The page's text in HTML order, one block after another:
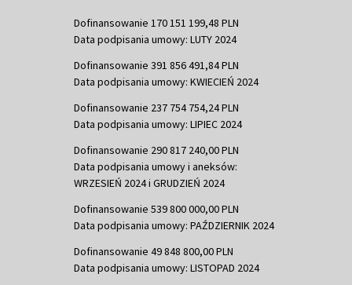
Dofinansowanie 170 151 199,48 PLN
Data podpisania umowy: LUTY 2024
Dofinansowanie 391 856 491,84 PLN
Data podpisania umowy: KWIECIEŃ 2024
Dofinansowanie 237 754 754,24 PLN
Data podpisania umowy: LIPIEC 2024
Dofinansowanie 290 817 240,00 PLN
Data podpisania umowy i aneksów:
WRZESIEŃ 2024 i GRUDZIEŃ 2024
Dofinansowanie 539 800 000,00 PLN
Data podpisania umowy: PAŹDZIERNIK 2024
Dofinansowanie 49 848 800,00 PLN
Data podpisania umowy: LISTOPAD 2024